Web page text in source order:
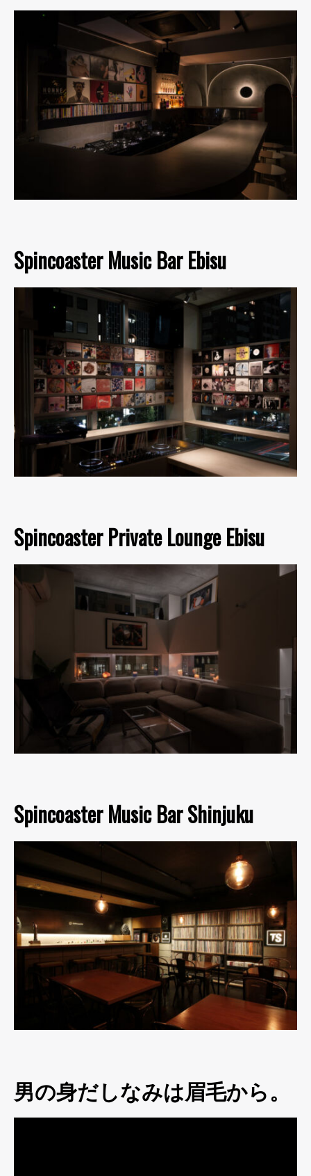
Spincoaster Music Bar Ebisu
Spincoaster Private Lounge Ebisu
Spincoaster Music Bar Shinjuku
男の身だしなみは眉毛から。